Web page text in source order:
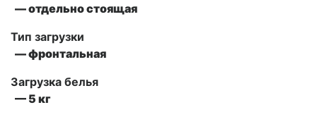
— отдельно стоящая
Тип загрузки
— фронтальная
Загрузка белья
— 5 кг